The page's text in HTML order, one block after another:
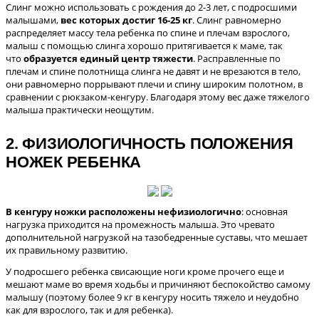
Слинг можно использовать с рождения до 2-3 лет, с подросшими
малышами, вес которых достиг 16-25 кг. Слинг равномерно
распределяет массу тела ребенка по спине и плечам взрослого,
малыш с помощью слинга хорошо притягивается к маме, так
что образуется единый центр тяжести. Расправленные по
плечам и спине полотнища слинга не давят и не врезаются в тело,
они равномерно поррывают плечи и спину широким полотном, в
сравнении с рюкзаком-кенгуру. Благодаря этому вес даже тяжелого
малыша практически неощутим.
2. ФИЗИОЛОГИЧНОСТЬ ПОЛОЖЕНИЯ
НОЖЕК РЕБЕНКА
В кенгуру ножки расположены нефизиологично: основная
нагрузка приходится на промежность малыша. Это чревато
дополнительной нагрузкой на тазобедренные суставы, что мешает
их правильному развитию.
У подросшего ребенка свисающие ноги кроме прочего еще и
мешают маме во время ходьбы и причиняют беспокойство самому
малышу (поэтому более 9 кг в кенгуру носить тяжело и неудобно
как для взрослого, так и для ребенка).